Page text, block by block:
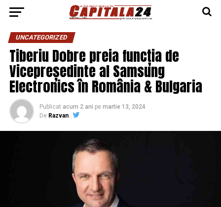
UNCATEGORIZED
Tiberiu Dobre preia funcția de
Vicepreședinte al Samsung
Electronics în România & Bulgaria
Publicat acum 2 ani pe martie 13, 2024
De Razvan